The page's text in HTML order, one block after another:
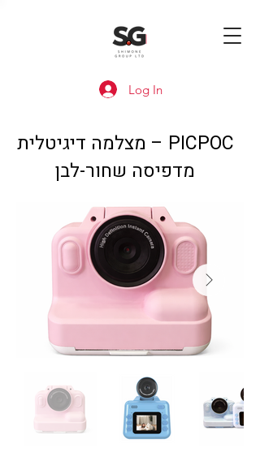
Log In
PICPOC – מצלמה דיגיטלית
מדפיסה שחור-לבן